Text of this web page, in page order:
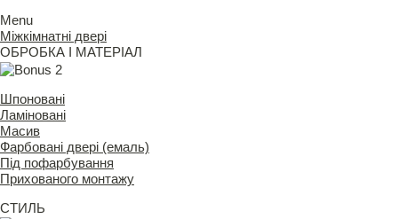
Menu
Міжкімнатні двері
ОБРОБКА І МАТЕРІАЛ
Шпоновані
Ламіновані
Масив
Фарбовані двері (емаль)
Під пофарбування
Прихованого монтажу
СТИЛЬ